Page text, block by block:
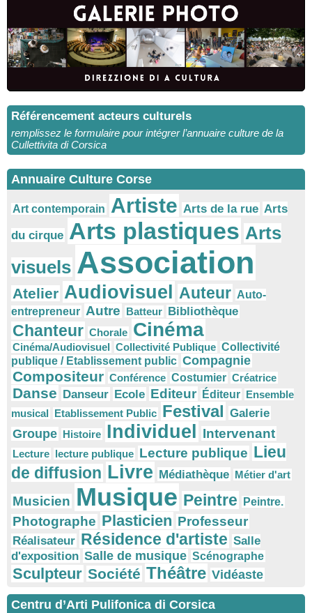
Référencement acteurs culturels
remplissez le formulaire pour intégrer l’annuaire culture de la
Cullettivita di Corsica
Annuaire Culture Corse
Art contemporain Artiste Arts de la rue Arts
du cirque Arts plastiques Arts
visuels Association
Atelier Audiovisuel Auteur Auto-
entrepreneur Autre Batteur Bibliothèque
Chanteur Chorale Cinéma
Cinéma/Audiovisuel Collectivité Publique Collectivité
publique / Etablissement public Compagnie
Compositeur Conférence Costumier Créatrice
Danse Danseur Ecole Editeur Éditeur Ensemble
musical Etablissement Public Festival Galerie
Groupe Histoire Individuel Intervenant
Lecture lecture publique Lecture publique Lieu
de diffusion Livre Médiathèque Métier d'art
Musicien Musique Peintre Peintre.
Photographe Plasticien Professeur
Réalisateur Résidence d'artiste Salle
d'exposition Salle de musique Scénographe
Sculpteur Société Théâtre Vidéaste
Centru d’Arti Pulifonica di Corsica